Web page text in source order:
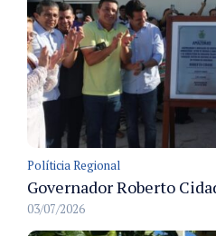
Políticia Regional
03/07/2026